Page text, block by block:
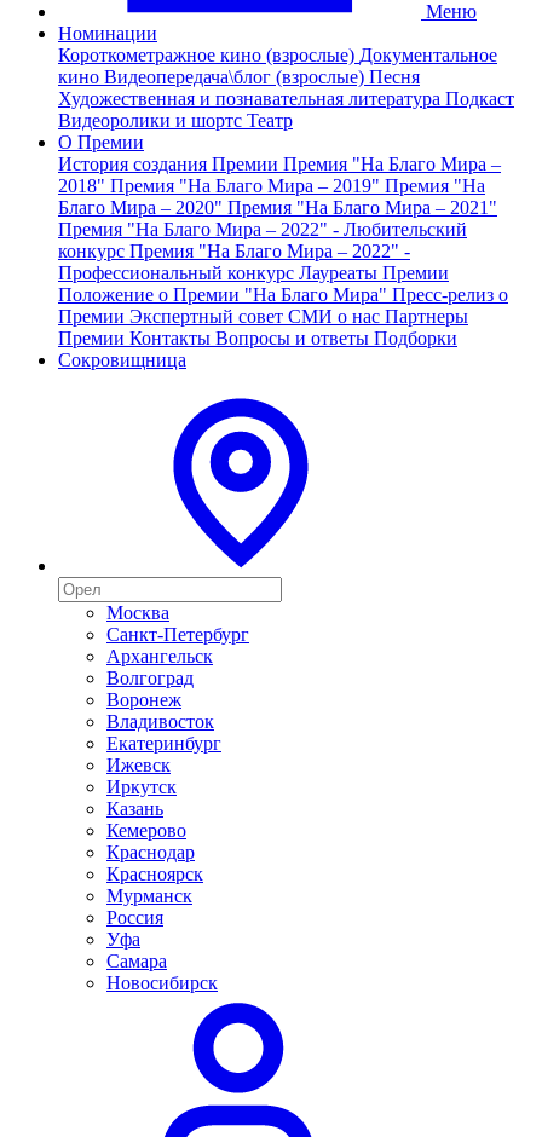
Меню
Номинации
Короткометражное кино (взрослые) Документальное
кино Видеопередача\блог (взрослые) Песня
Художественная и познавательная литература Подкаст
Видеоролики и шортс Театр
О Премии
История создания Премии Премия "На Благо Мира –
2018" Премия "На Благо Мира – 2019" Премия "На
Благо Мира – 2020" Премия "На Благо Мира – 2021"
Премия "На Благо Мира – 2022" - Любительский
конкурс Премия "На Благо Мира – 2022" -
Профессиональный конкурс Лауреаты Премии
Положение о Премии "На Благо Мира" Пресс-релиз о
Премии Экспертный совет СМИ о нас Партнеры
Премии Контакты Вопросы и ответы Подборки
Сокровищница
Москва
Санкт-Петербург
Архангельск
Волгоград
Воронеж
Владивосток
Екатеринбург
Ижевск
Иркутск
Казань
Кемерово
Краснодар
Красноярск
Мурманск
Россия
Уфа
Самара
Новосибирск